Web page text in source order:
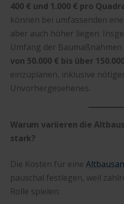
400 € und 1.000 € pro
können bei umfassenden
aber auch höher liegen.
Umfang der
von 50.000 € bis über
einzuplanen, inklusive
Unvorhergesehenes.
Warum variieren die
stark?
Die Kosten für eine
pauschal festlegen, weil
Rolle spielen: